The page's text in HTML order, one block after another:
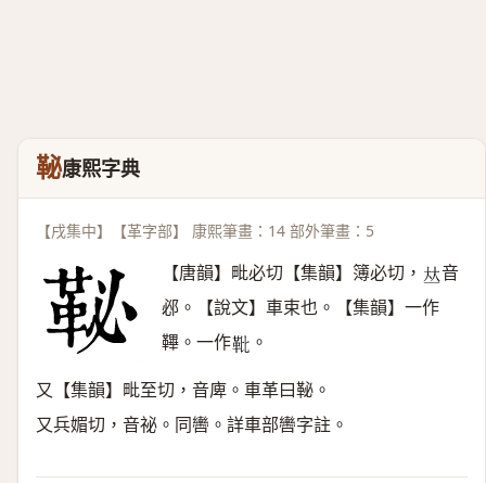
䩛康熙字典
【戌集中】【革字部】 康熙筆畫：14 部外筆畫：5
【唐韻】毗必切【集韻】簿必切， 𠀤音
邲。【說文】車束也。【集韻】一作
鞸。一作𩉫 。
又【集韻】毗至切，音庳。車革曰䩛。
又兵媚切，音祕。同轡。詳車部轡字註。